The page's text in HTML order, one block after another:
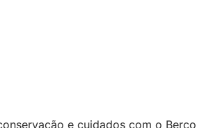
e cuidados com o